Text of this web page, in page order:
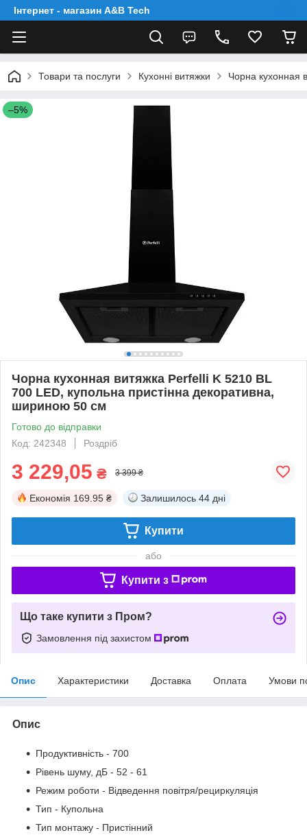
Інтернет - магазин A&B Tech
Товари та послуги Кухонні витяжки Чорна кухонная
–5%
Чорна кухонная витяжка Perfelli K 5210 BL
700 LED, купольна пристінна декоративна,
шириною 50 см
Готово до відправки
Код: 242348
Роздріб
3 229,05 ₴ 3 399 ₴
Економія 169.95 ₴ Залишилось 44 дні
Купити
або
Купити з
Що таке купити з Пром?
Замовлення під захистом
Опис Характеристики Доставка Оплата Умови
Опис
Продуктивність - 700
Рівень шуму, дБ - 52 - 61
Режим роботи - Відведення повітря/рециркуляція
Тип - Купольна
Тип монтажу - Пристінний